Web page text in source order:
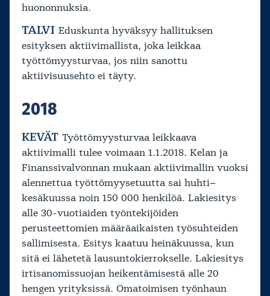
huononnuksia.
TALVI Eduskunta hyväksyy hallituksen
esityksen aktiivimallista, joka leikkaa
työttömyysturvaa, jos niin sanottu
aktiivisuusehto ei täyty.
2018
KEVÄT Työttömyysturvaa leikkaava
aktiivimalli tulee voimaan 1.1.2018. Kelan ja
Finanssivalvonnan mukaan aktiivimallin vuoksi
alennettua työttömyysetuutta sai huhti–
kesäkuussa noin 150 000 henkilöä. Lakiesitys
alle 30-vuotiaiden työntekijöiden
perusteettomien määräaikaisten työsuhteiden
sallimisesta. Esitys kaatuu heinäkuussa, kun
sitä ei lähetetä lausuntokierrokselle. Lakiesitys
irtisanomissuojan heikentämisestä alle 20
hengen yrityksissä. Omatoimisen työnhaun